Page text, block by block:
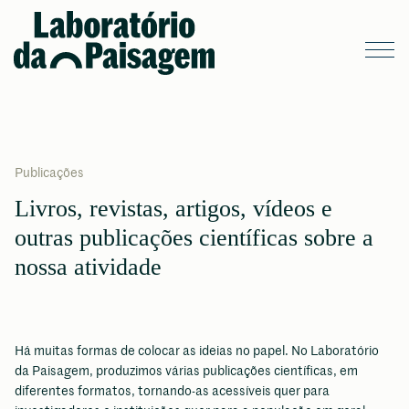
Publicações
Livros, revistas, artigos, vídeos e
outras publicações científicas sobre a
nossa atividade
Há muitas formas de colocar as ideias no papel. No Laboratório
da Paisagem, produzimos várias publicações científicas, em
diferentes formatos, tornando-as acessíveis quer para